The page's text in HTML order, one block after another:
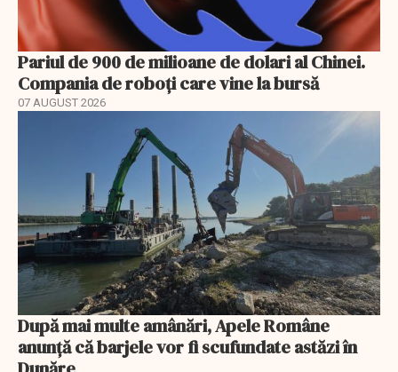
Pariul de 900 de milioane de dolari al Chinei.
Compania de roboți care vine la bursă
07 AUGUST 2026
După mai multe amânări, Apele Române
anunță că barjele vor fi scufundate astăzi în